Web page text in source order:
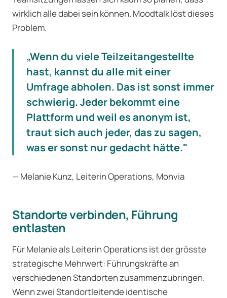
wirklich alle dabei sein können. Moodtalk löst dieses
Problem.
„Wenn du viele Teilzeitangestellte
hast, kannst du alle mit einer
Umfrage abholen. Das ist sonst immer
schwierig. Jeder bekommt eine
Plattform und weil es anonym ist,
traut sich auch jeder, das zu sagen,
was er sonst nur gedacht hätte."
— Melanie Kunz, Leiterin Operations, Monvia
Standorte verbinden, Führung
entlasten
Für Melanie als Leiterin Operations ist der grösste
strategische Mehrwert: Führungskräfte an
verschiedenen Standorten zusammenzubringen.
Wenn zwei Standortleitende identische